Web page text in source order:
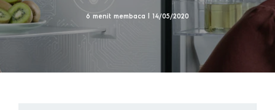
6 menit membaca | 14/05/2020